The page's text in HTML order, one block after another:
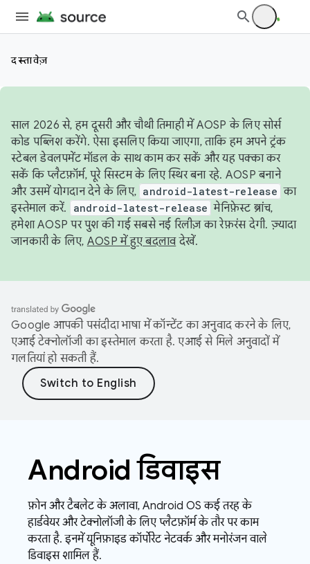
दस्तावेज़
साल 2026 से, हम दूसरी और चौथी तिमाही में AOSP के लिए सोर्स
कोड पब्लिश करेंगे. ऐसा इसलिए किया जाएगा, ताकि हम अपने ट्रंक
स्टेबल डेवलपमेंट मॉडल के साथ काम कर सकें और यह पक्का कर
सकें कि प्लैटफ़ॉर्म, पूरे सिस्टम के लिए स्थिर बना रहे. AOSP बनाने
और उसमें योगदान देने के लिए, android-latest-release का
इस्तेमाल करें.
android-latest-release मेनिफ़ेस्ट ब्रांच,
हमेशा AOSP पर पुश की गई सबसे नई रिलीज़ का रेफ़रंस देगी. ज़्यादा
जानकारी के लिए, AOSP में हुए बदलावदेखें.
Google आपकी पसंदीदा भाषा में कॉन्टेंट का अनुवाद करने के लिए,
एआई टेक्नोलॉजी का इस्तेमाल करता है. एआई से मिले अनुवादों में
गलतियां हो सकती हैं.
Android डिवाइस
फ़ोन और टैबलेट के अलावा, Android OS कई तरह के
हार्डवेयर और टेक्नोलॉजी के लिए प्लैटफ़ॉर्म के तौर पर काम
करता है. इनमें यूनिफ़ाइड कॉर्पोरेट नेटवर्क और मनोरंजन वाले
डिवाइस शामिल हैं.